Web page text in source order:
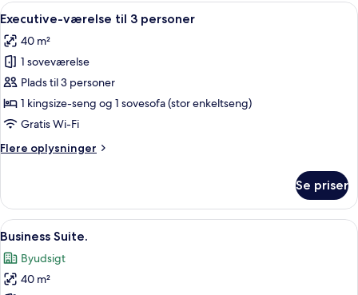
Indlæs
alle
billeder
af
Executive-
værelse
til
personer
Premium-sengetøj, Select Comfort-
7
Executive-værelse til 3 personer
40 m²
1 soveværelse
Plads til 3 personer
1 kingsize-seng og 1 sovesofa (stor enkeltseng)
Gratis Wi-Fi
Flere oplysninger
Flere
værelse
til
3
Se priser
Indlæs
alle
billeder
af
Et moderne hotelværelse med seng,
7
Business Suite.
Byudsigt
40 m²